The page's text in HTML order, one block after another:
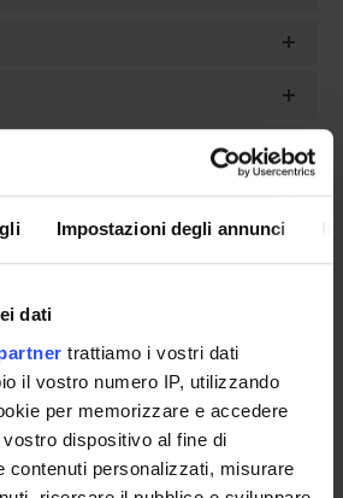
Impostazioni degli annunci
dati
trattiamo i vostri dati
il vostro numero IP, utilizzando
per memorizzare e accedere
dispositivo al fine di
contenuti personalizzati, misurare
DI SERVIZIO
STUDENTI